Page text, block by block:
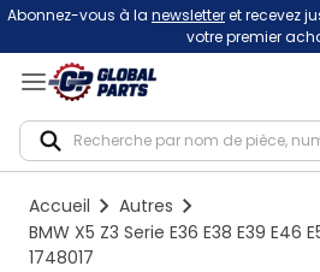
Abonnez-vous à la newsletteret recevez
votre premier
Accueil
Autres
BMW X5 Z3 Serie E36 E38 E39 E46
1748017